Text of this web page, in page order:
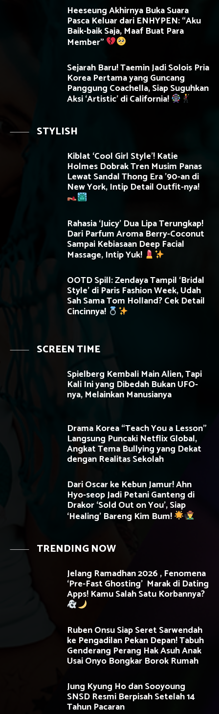
Heeseung Akhirnya Buka Suara
Pasca Keluar dari ENHYPEN: “Aku
Baik-baik Saja, Maaf Buat Para
Member”
Sejarah Baru! Taemin Jadi Solois Pria
Korea Pertama yang Guncang
Panggung Coachella, Siap Suguhkan
Aksi ‘Artistic’ di California!
STYLISH
Kiblat ‘Cool Girl Style’! Katie
Holmes Dobrak Tren Musim Panas
Lewat Sandal Thong Era ’90-an di
New York, Intip Detail Outfit-nya!
Rahasia ‘Juicy’ Dua Lipa Terungkap!
Dari Parfum Aroma Berry-Coconut
Sampai Kebiasaan Deep Facial
Massage, Intip Yuk!
OOTD Spill: Zendaya Tampil ‘Bridal
Style’ di Paris Fashion Week, Udah
Sah Sama Tom Holland? Cek Detail
Cincinnya!
SCREEN TIME
Spielberg Kembali Main Alien, Tapi
Kali Ini yang Dibedah Bukan UFO-
nya, Melainkan Manusianya
Drama Korea “Teach You a Lesson”
Langsung Puncaki Netflix Global,
Angkat Tema Bullying yang Dekat
dengan Realitas Sekolah
Dari Oscar ke Kebun Jamur! Ahn
Hyo-seop Jadi Petani Ganteng di
Drakor ‘Sold Out on You’, Siap
‘Healing’ Bareng Kim Bum!
TRENDING NOW
Jelang Ramadhan 2026 , Fenomena
‘Pre-Fast Ghosting’ Marak di Dating
Apps! Kamu Salah Satu Korbannya?
Ruben Onsu Siap Seret Sarwendah
ke Pengadilan Pekan Depan! Tabuh
Genderang Perang Hak Asuh Anak
Usai Onyo Bongkar Borok Rumah
Jung Kyung Ho dan Sooyoung
SNSD Resmi Berpisah Setelah 14
Tahun Pacaran